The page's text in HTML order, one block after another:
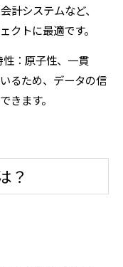
計システムなど、
クトに最適です。
：原子性、一貫
るため、データの信
きます。
？